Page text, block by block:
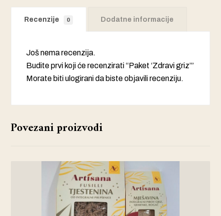
Recenzije 0 Dodatne informacije
Još nema recenzija.
Budite prvi koji će recenzirati “Paket ‘Zdravi griz’”
Morate bitiulogiranida biste objavili recenziju.
Povezani proizvodi